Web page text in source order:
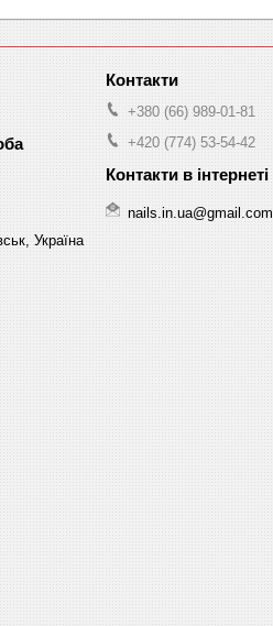
Україна
+380 (66) 989-01-81
+420 (774) 53-54-42
nails.in.ua@gmail.com